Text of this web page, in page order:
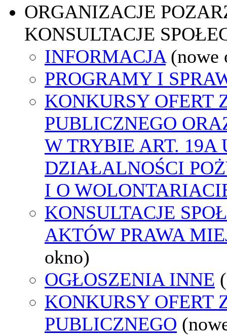
ORGANIZACJE
KONSULTACJE
INFORMACJA (nowe
PROGRAMY I
KONKURSY OFERT
PUBLICZNEGO
W TRYBIE ART. 19A
DZIAŁALNOŚCI
I O
KONSULTACJE
AKTÓW PRAWA
okno)
OGŁOSZENIA INNE
KONKURSY OFERT
PUBLICZNEGO